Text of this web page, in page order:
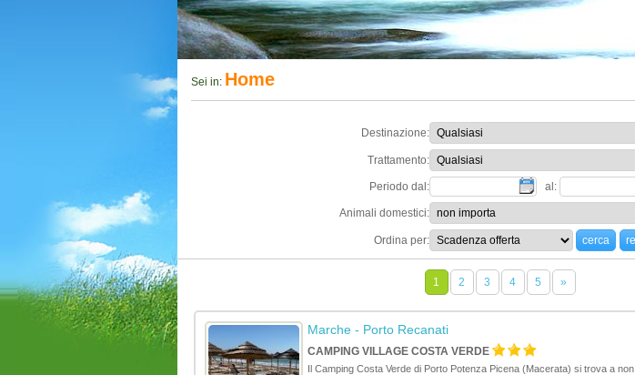
Sei in: Home
Destinazione:
Trattamento:
Periodo dal: al:
Animali domestici:
Ordina per:
1 2 3 4 5 »
Marche- Porto Recanati
CAMPING VILLAGE COSTA VERDE
Il Camping Costa Verde di Porto Potenza Picena (Macerata) si trova a non